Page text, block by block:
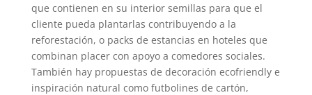
que contienen en su interior semillas para que el
cliente pueda plantarlas contribuyendo a la
reforestación, o packs de estancias en hoteles que
combinan placer con apoyo a comedores sociales.
También hay propuestas de decoración ecofriendly e
inspiración natural como futbolines de cartón,